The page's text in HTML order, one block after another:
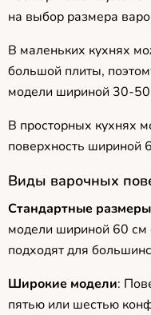
на выбор размера
В маленьких кухнях
большой плиты,
модели шириной 30-
В просторных кухнях
поверхность шириной
Виды варочных
Стандартные размеры
модели шириной 60
подходят для
Широкие модели:
пятью или шестью